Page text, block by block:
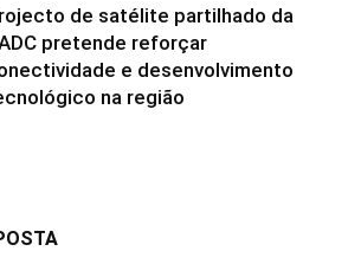
de satélite partilhado da
pretende reforçar
e desenvolvimento
na região